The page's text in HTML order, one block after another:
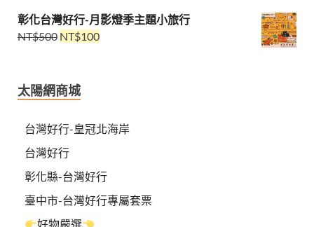
彰化台灣好行-月影燈季主題小旅行
NT$500 NT$100
太陽網商城
台灣好行-皇冠北海岸
台灣好行
彰化縣-台灣好行
臺中市-台灣好行專屬套票
好物嚴選